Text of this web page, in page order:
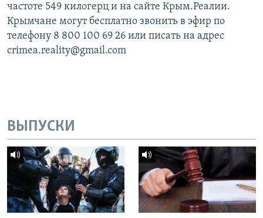
частоте 549 килогерц и на сайте Крым.Реалии.
Крымчане могут бесплатно звонить в эфир по
телефону 8 800 100 69 26 или писать на адрес
crimea.reality@gmail.com
ВЫПУСКИ